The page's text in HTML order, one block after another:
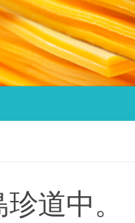
道中。